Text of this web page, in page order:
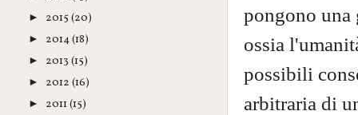
pongono una
ossia
possibili
arbitraria di
► 2015 (20)
► 2014(18)
► 2013 (15)
► 2012 (16)
► 2011 (15)